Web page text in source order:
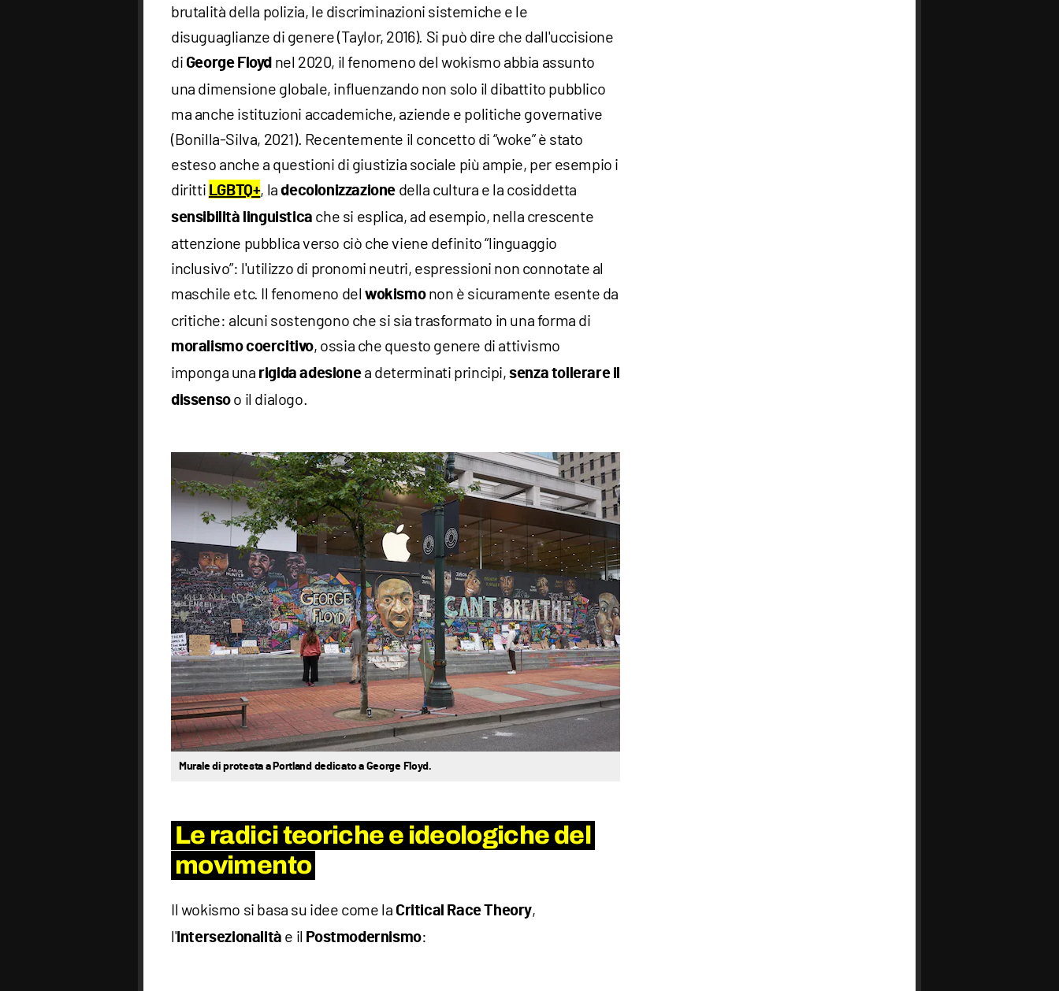
brutalità della polizia, le discriminazioni sistemiche e le
disuguaglianze di genere (Taylor, 2016). Si può dire che dall'uccisione
di George Floyd nel 2020, il fenomeno del wokismo abbia assunto
una dimensione globale, influenzando non solo il dibattito pubblico
ma anche istituzioni accademiche, aziende e politiche governative
(Bonilla-Silva, 2021). Recentemente il concetto di “woke” è stato
esteso anche a questioni di giustizia sociale più ampie, per esempio i
diritti LGBTQ+, ladecolonizzazione della cultura e la cosiddetta
sensibilità linguistica che si esplica, ad esempio, nella crescente
attenzione pubblica verso ciò che viene definito “linguaggio
inclusivo”: l'utilizzo di pronomi neutri, espressioni non connotate al
maschile etc. Il fenomeno delwokismonon è sicuramente esente da
critiche: alcuni sostengono che si sia trasformato in una forma di
moralismo coercitivo, ossia che questo genere di attivismo
imponga una rigida adesionea determinati principi,senza tollerare il
dissensoo il dialogo.
Murale di protesta a Portland dedicato a George Floyd.
Le radici teoriche e ideologiche del
movimento
Il wokismo si basa su idee come la Critical Race Theory,
l' Intersezionalità e il Postmodernismo: